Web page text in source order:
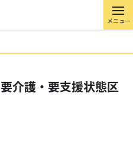
メニュー
介護・要支援状態区